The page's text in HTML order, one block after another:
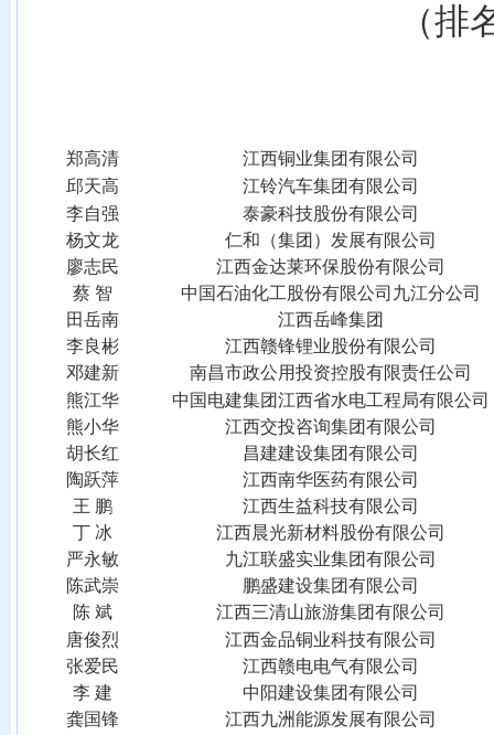
（排
郑高清
江西铜业集团有限公司
邱天高
江铃汽车集团有限公司
李自强
泰豪科技股份有限公司
杨文龙
仁和（集团）发展有限公司
廖志民
江西金达莱环保股份有限公司
蔡 智
中国石油化工股份有限公司九江分公司
田岳南
江西岳峰集团
李良彬
江西赣锋锂业股份有限公司
邓建新
南昌市政公用投资控股有限责任公司
熊江华
中国电建集团江西省水电工程局有限公司
熊小华
江西交投咨询集团有限公司
胡长红
昌建建设集团有限公司
陶跃萍
江西南华医药有限公司
王 鹏
江西生益科技有限公司
丁 冰
江西晨光新材料股份有限公司
严永敏
九江联盛实业集团有限公司
陈武崇
鹏盛建设集团有限公司
陈 斌
江西三清山旅游集团有限公司
唐俊烈
江西金品铜业科技有限公司
张爱民
江西赣电电气有限公司
李 建
中阳建设集团有限公司
龚国锋
江西九洲能源发展有限公司